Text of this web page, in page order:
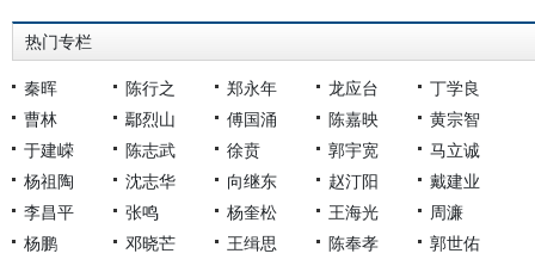
热门专栏
秦晖 陈行之 郑永年 龙应台
丁学良
曹林
鄢烈山 傅国涌 陈嘉映
黄宗智
于建嵘
陈志武 徐贲 郭宇宽
马立诚
杨祖陶
沈志华 向继东 赵汀阳
戴建业
李昌平
张鸣 杨奎松 王海光
周濂
杨鹏
邓晓芒 王缉思 陈奉孝
郭世佑